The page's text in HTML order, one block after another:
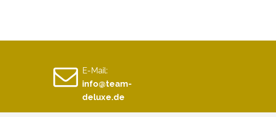
E-Mail:
info@team-
deluxe.de